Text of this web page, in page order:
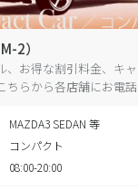
2）
、お得な割引料金、キ
らから各店舗にお電話
MAZDA3 SEDAN 等
コンパクト
08:00-20:00